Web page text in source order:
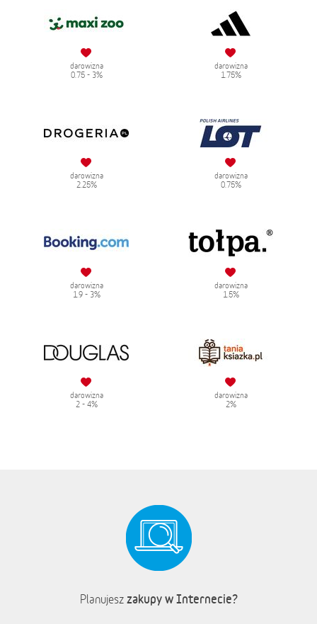
darowizna
0.75 - 3%
darowizna
1.75%
darowizna
2.25%
darowizna
0.75%
darowizna
1.9 - 3%
darowizna
1.5%
darowizna
2 - 4%
darowizna
2%
Planujesz zakupy w Internecie?